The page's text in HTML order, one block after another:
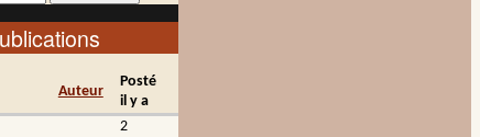
de recherche
Auteur
Posté
il y a
2